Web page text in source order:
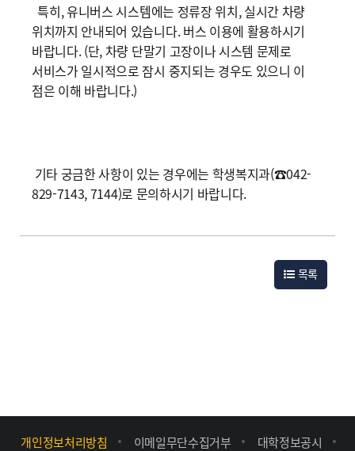
특히, 유니버스 시스템에는 정류장 위치, 실시간 차량
위치까지 안내되어 있습니다. 버스 이용에 활용하시기
바랍니다. (단, 차량 단말기 고장이나 시스템 문제로
서비스가 일시적으로 잠시 중지되는 경우도 있으니 이
점은 이해 바랍니다.)
기타 궁금한 사항이 있는 경우에는 학생복지과(☎042-
829-7143, 7144)로 문의하시기 바랍니다.
목록
개인정보처리방침 이메일무단수집거부
대학정보공시